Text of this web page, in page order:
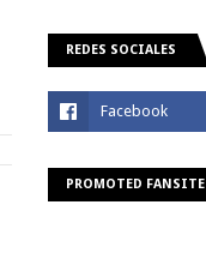
REDES SOCIALES
PROMOTED FANSITE